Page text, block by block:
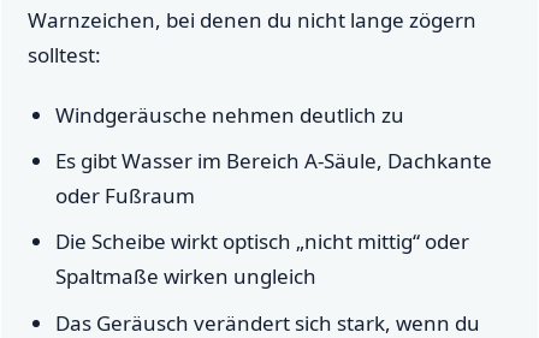
Warnzeichen, bei denen du nicht lange zögern
solltest:
Windgeräusche nehmen deutlich zu
Es gibt Wasser im Bereich A-Säule, Dachkante
oder Fußraum
Die Scheibe wirkt optisch „nicht mittig“ oder
Spaltmaße wirken ungleich
Das Geräusch verändert sich stark, wenn du